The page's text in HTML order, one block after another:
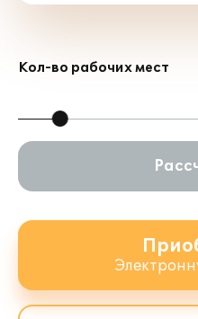
семинарах – в
формате видео-
программами
организовать
доступ через
пользователя;
подготавливать
через Интернет,
электронными
другими
Кол-во рабочих мест